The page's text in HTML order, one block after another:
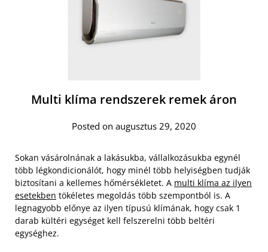
Multi klíma rendszerek remek áron
Posted on augusztus 29, 2020
Sokan vásárolnának a lakásukba, vállalkozásukba egynél
több légkondicionálót, hogy minél több helyiségben tudják
biztosítani a kellemes hőmérsékletet. A multi klíma az ilyen
esetekben tökéletes megoldás több szempontból is. A
legnagyobb előnye az ilyen típusú klímának, hogy csak 1
darab kültéri egységet kell felszerelni több beltéri
egységhez.